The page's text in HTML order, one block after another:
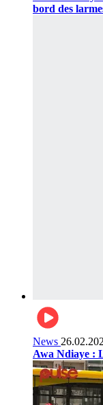
bord des
News
Awa Ndiaye :